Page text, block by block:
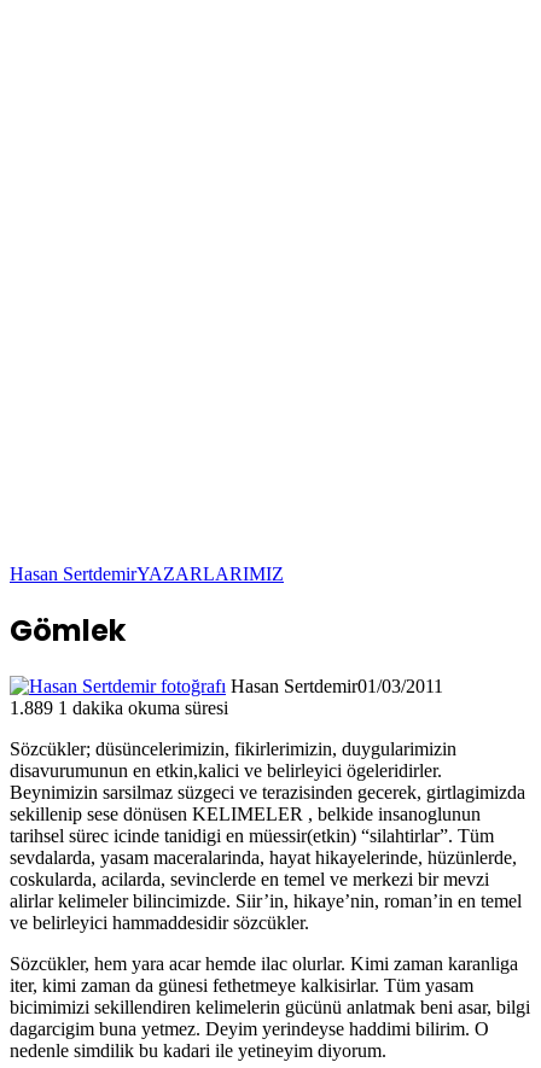
Hasan SertdemirYAZARLARIMIZ
Gömlek
Hasan Sertdemir01/03/2011
1.889 1 dakika okuma süresi
Sözcükler; düsüncelerimizin, fikirlerimizin, duygularimizin
disavurumunun en etkin,kalici ve belirleyici ögeleridirler.
Beynimizin sarsilmaz süzgeci ve terazisinden gecerek, girtlagimizda
sekillenip sese dönüsen KELIMELER , belkide insanoglunun
tarihsel sürec icinde tanidigi en müessir(etkin) “silahtirlar”. Tüm
sevdalarda, yasam maceralarinda, hayat hikayelerinde, hüzünlerde,
coskularda, acilarda, sevinclerde en temel ve merkezi bir mevzi
alirlar kelimeler bilincimizde. Siir’in, hikaye’nin, roman’in en temel
ve belirleyici hammaddesidir sözcükler.
Sözcükler, hem yara acar hemde ilac olurlar. Kimi zaman karanliga
iter, kimi zaman da günesi fethetmeye kalkisirlar. Tüm yasam
bicimimizi sekillendiren kelimelerin gücünü anlatmak beni asar, bilgi
dagarcigim buna yetmez. Deyim yerindeyse haddimi bilirim. O
nedenle simdilik bu kadari ile yetineyim diyorum.